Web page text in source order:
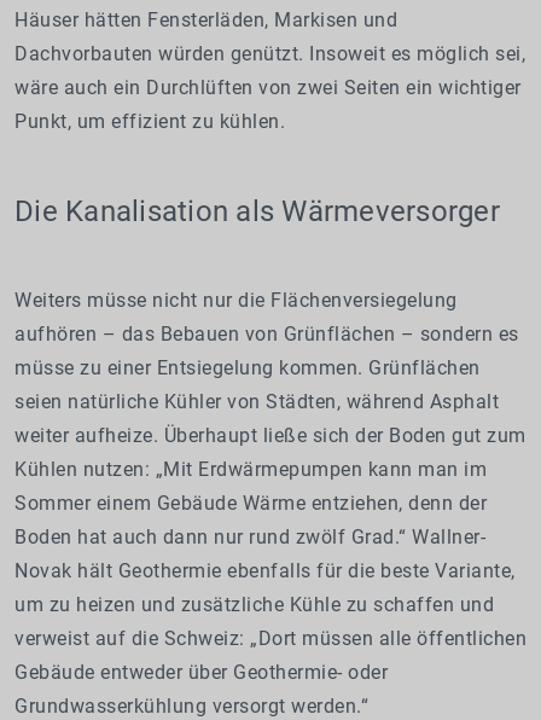
Häuser hätten Fensterläden, Markisen und
Dachvorbauten würden genützt. Insoweit es möglich sei,
wäre auch ein Durchlüften von zwei Seiten ein wichtiger
Punkt, um effizient zu kühlen.
Die Kanalisation als Wärmeversorger
Weiters müsse nicht nur die Flächenversiegelung
aufhören – das Bebauen von Grünflächen – sondern es
müsse zu einer Entsiegelung kommen. Grünflächen
seien natürliche Kühler von Städten, während Asphalt
weiter aufheize. Überhaupt ließe sich der Boden gut zum
Kühlen nutzen: „Mit Erdwärmepumpen kann man im
Sommer einem Gebäude Wärme entziehen, denn der
Boden hat auch dann nur rund zwölf Grad.“ Wallner-
Novak hält Geothermie ebenfalls für die beste Variante,
um zu heizen und zusätzliche Kühle zu schaffen und
verweist auf die Schweiz: „Dort müssen alle öffentlichen
Gebäude entweder über Geothermie- oder
Grundwasserkühlung versorgt werden.“